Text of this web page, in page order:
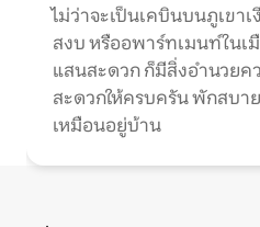
ไม่ว่าจะเป็นเคบินบนภูเขาเ
สงบ หรืออพาร์ทเมนท์ในเ
แสนสะดวก ก็มีสิ่งอำนวยค
สะดวกให้ครบครัน พักสบาย
เหมือนอยู่บ้าน